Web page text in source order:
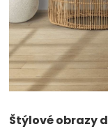
Štýlové obrazy